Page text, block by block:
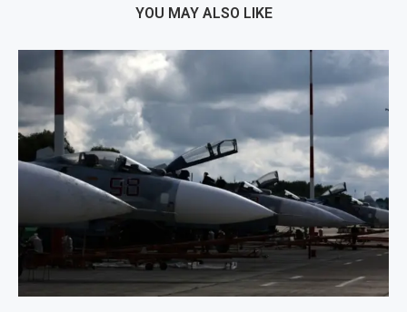
YOU MAY ALSO LIKE